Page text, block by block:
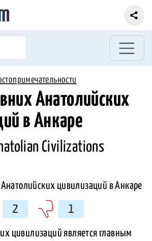
Анатолийских
в Анкаре
Civilizations
2 1
цивилизаций является главным